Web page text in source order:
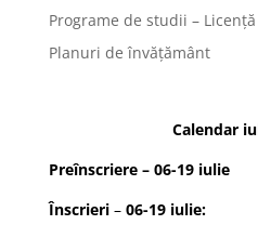
Programe de studii – Licență
Planuri de învățământ
Calendar
Preînscriere– 06-19 iulie
Înscrieri – 06-19 iulie: